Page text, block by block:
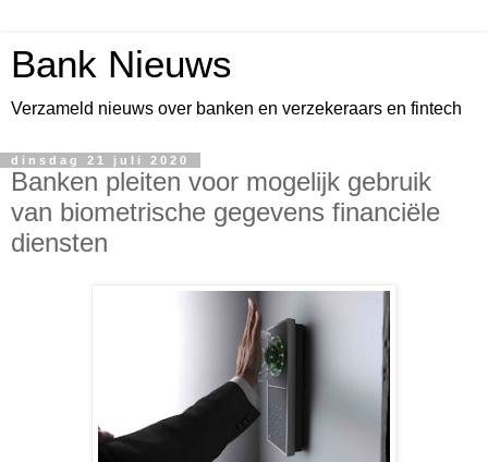
Bank Nieuws
Verzameld nieuws over banken en verzekeraars en fintech
dinsdag 21 juli 2020
Banken pleiten voor mogelijk gebruik
van biometrische gegevens financiële
diensten